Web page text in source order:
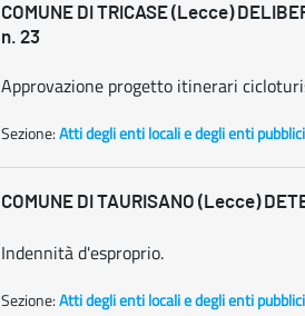
COMUNE DI TRICASE (Lecce)
n. 23
Approvazione progetto itinerari
Sezione:Atti degli enti locali e degli enti
COMUNE DI TAURISANO (Lecce)
Indennità d'esproprio.
Sezione:Atti degli enti locali e degli enti